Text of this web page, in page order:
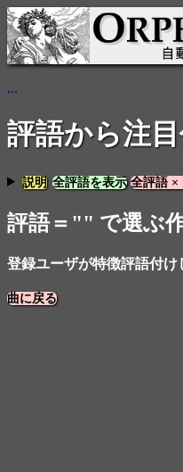
...
評語から注
説明 全評語を表示 全評語 ×
評語＝"" で選ぶ
登録ユーザが特徴評語付け
曲に戻る